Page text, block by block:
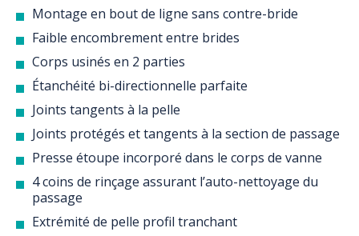
Montage en bout de ligne sans contre-bride
Faible encombrement entre brides
Corps usinés en 2 parties
Étanchéité bi-directionnelle parfaite
Joints tangents à la pelle
Joints protégés et tangents à la section de passage
Presse étoupe incorporé dans le corps de vanne
4 coins de rinçage assurant l’auto-nettoyage du
passage
Extrémité de pelle profil tranchant